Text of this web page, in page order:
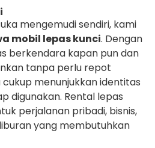
mengemudi sendiri, kami
mobil lepas kunci. Dengan
berkendara kapan pun dan
tanpa perlu repot
menunjukkan identitas
digunakan. Rental lepas
perjalanan pribadi, bisnis,
yang membutuhkan